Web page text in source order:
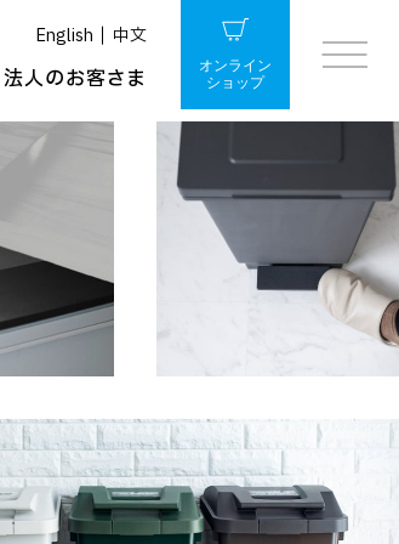
English 中文
法人のお客さま
オンライン
ショップ